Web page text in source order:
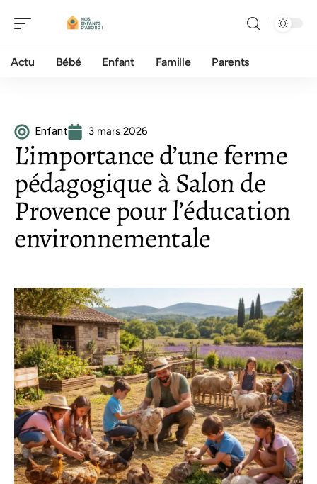
Actu Bébé Enfant Famille Parents
Enfant 3 mars 2026
L’importance d’une ferme
pédagogique à Salon de
Provence pour l’éducation
environnementale